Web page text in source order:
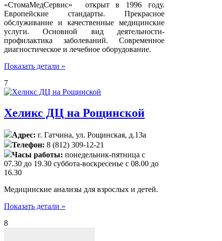
«СтомаМедСервис» открыт в 1996 году.
Европейские стандарты. Прекрасное
обслуживание и качественные медицинские
услуги. Основной вид деятельности-
профилактика заболеваний. Современное
диагностическое и лечебное оборудование.
Показать детали »
7
Хеликс ДЦ на Рощинской
Адрес: г. Гатчина, ул. Рощинская, д.13а
Телефон: 8 (812) 309-12-21
Часы работы: понедельник-пятница с
07.30 до 19.30 суббота-воскресенье с 08.00 до
16.30
Медицинские анализы для взрослых и детей.
Показать детали »
8